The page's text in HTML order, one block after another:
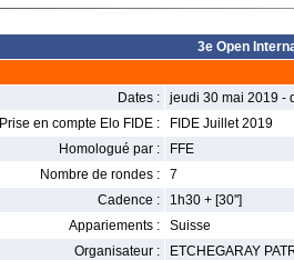
3e Open
Dates :
jeudi 30 mai 2019 -
Prise en compte Elo FIDE :
FIDE Juillet 2019
Homologué par :
FFE
Nombre de rondes :
7
Cadence :
1h30 + [30'']
Appariements :
Suisse
Organisateur :
ETCHEGARAY